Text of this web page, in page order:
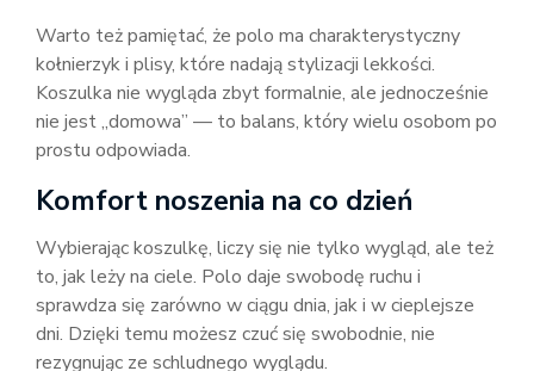
Warto też pamiętać, że polo ma charakterystyczny
kołnierzyk i plisy, które nadają stylizacji lekkości.
Koszulka nie wygląda zbyt formalnie, ale jednocześnie
nie jest „domowa” — to balans, który wielu osobom po
prostu odpowiada.
Komfort noszenia na co dzień
Wybierając koszulkę, liczy się nie tylko wygląd, ale też
to, jak leży na ciele. Polo daje swobodę ruchu i
sprawdza się zarówno w ciągu dnia, jak i w cieplejsze
dni. Dzięki temu możesz czuć się swobodnie, nie
rezygnując ze schludnego wyglądu.